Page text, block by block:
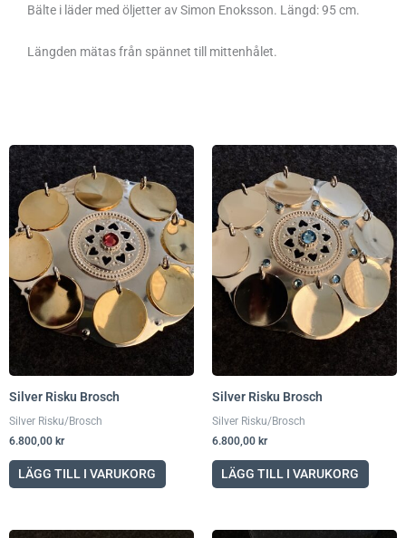
Bälte i läder med öljetter av Simon Enoksson. Längd: 95 cm.
Längden mätas från spännet till mittenhålet.
Silver Risku Brosch
Silver Risku/Brosch
6.800,00 kr
LÄGG TILL I VARUKORG
Silver Risku Brosch
Silver Risku/Brosch
6.800,00 kr
LÄGG TILL I VARUKORG